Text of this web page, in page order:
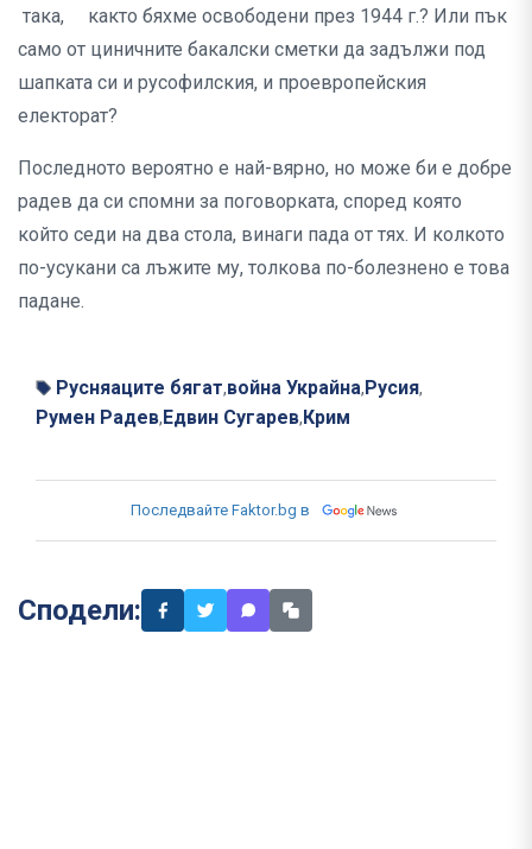
така, както бяхме освободени през 1944 г.? Или пък
само от циничните бакалски сметки да задължи под
шапката си и русофилския, и проевропейския
електорат?
Последното вероятно е най-вярно, но може би е добре
радев да си спомни за поговорката, според която
който седи на два стола, винаги пада от тях. И колкото
по-усукани са лъжите му, толкова по-болезнено е това
падане.
Русняаците бягат,война Украйна, Русия,
Румен Радев, Едвин Сугарев, Крим
Последвайте Faktor.bg в
Сподели: